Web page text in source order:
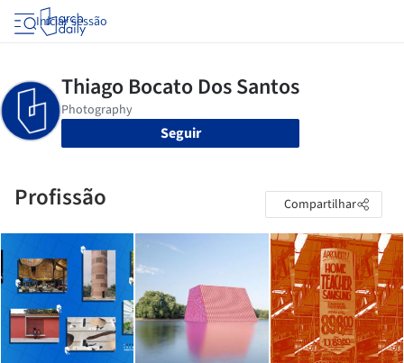
Iniciar sessão
Seguir
Profissão Compartilhar